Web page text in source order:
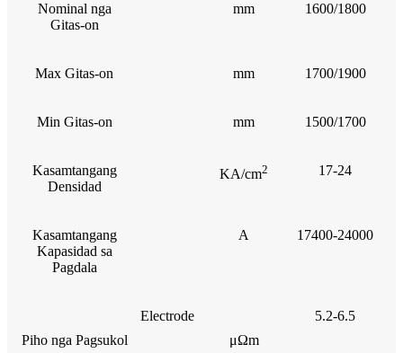
Nominal nga
Gitas-on
mm 1600/1800
Max Gitas-on mm 1700/1900
Min Gitas-on mm 1500/1700
Kasamtangang
Densidad
KA/cm2 17-24
Kasamtangang
Kapasidad sa
Pagdala
A 17400-24000
Piho nga Pagsukol
Electrode
μΩm
5.2-6.5